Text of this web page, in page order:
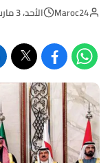
Maroc24 الأحد، 3 مارس 2024 - 15:11